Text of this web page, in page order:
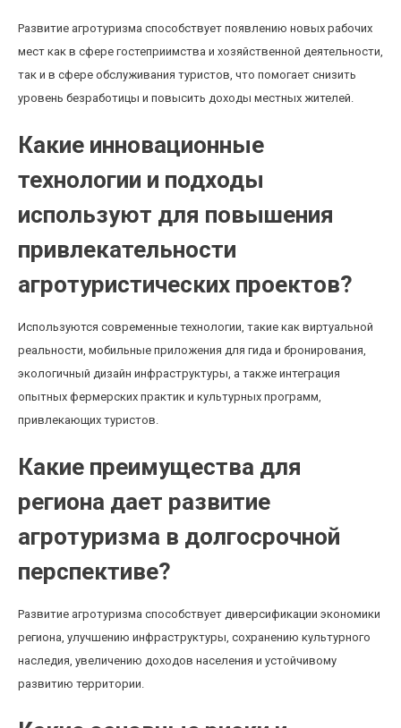
Развитие агротуризма способствует появлению новых рабочих
мест как в сфере гостеприимства и хозяйственной деятельности,
так и в сфере обслуживания туристов, что помогает снизить
уровень безработицы и повысить доходы местных жителей.
Какие инновационные
технологии и подходы
используют для повышения
привлекательности
агротуристических проектов?
Используются современные технологии, такие как виртуальной
реальности, мобильные приложения для гида и бронирования,
экологичный дизайн инфраструктуры, а также интеграция
опытных фермерских практик и культурных программ,
привлекающих туристов.
Какие преимущества для
региона дает развитие
агротуризма в долгосрочной
перспективе?
Развитие агротуризма способствует диверсификации экономики
региона, улучшению инфраструктуры, сохранению культурного
наследия, увеличению доходов населения и устойчивому
развитию территории.